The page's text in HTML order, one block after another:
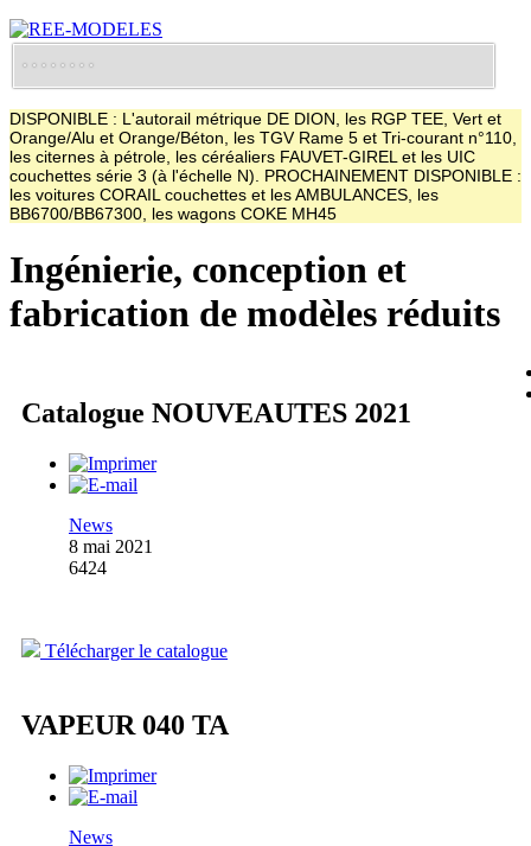
DISPONIBLE : L'autorail métrique DE DION, les RGP TEE, Vert et
Orange/Alu et Orange/Béton, les TGV Rame 5 et Tri-courant n°110,
les citernes à pétrole, les céréaliers FAUVET-GIREL et les UIC
couchettes série 3 (à l'échelle N). PROCHAINEMENT DISPONIBLE :
les voitures CORAIL couchettes et les AMBULANCES, les
BB6700/BB67300, les wagons COKE MH45
Ingénierie, conception et
fabrication de modèles réduits
Catalogue NOUVEAUTES 2021
News
8 mai 2021
6424
Télécharger le catalogue
VAPEUR 040 TA
News